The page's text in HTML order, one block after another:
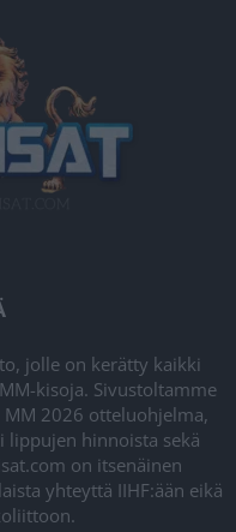
jolle on kerätty kaikki
kisoja. Sivustoltamme
2026 otteluohjelma,
lippujen hinnoista sekä
on itsenäinen
yhteyttä IIHF:ään eikä